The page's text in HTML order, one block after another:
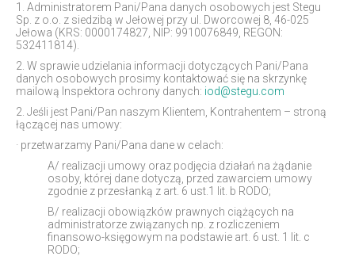
1. Administratorem Pani/Pana danych osobowych jest Stegu
Sp. z o.o. z siedzibą w Jełowej przy ul. Dworcowej 8, 46-025
Jełowa (KRS: 0000174827, NIP: 9910076849, REGON:
532411814).
2. W sprawie udzielania informacji dotyczących Pani/Pana
danych osobowych prosimy kontaktować się na skrzynkę
mailową Inspektora ochrony danych: iod@stegu.com
2. Jeśli jest Pani/Pan naszym Klientem, Kontrahentem – stroną
łączącej nas umowy:
· przetwarzamy Pani/Pana dane w celach:
A/ realizacji umowy oraz podjęcia działań na żądanie
osoby, której dane dotyczą, przed zawarciem umowy
zgodnie z przesłanką z art. 6 ust.1 lit. b RODO;
B/ realizacji obowiązków prawnych ciążących na
administratorze związanych np. z rozliczeniem
finansowo-księgowym na podstawie art. 6 ust. 1 lit. c
RODO;